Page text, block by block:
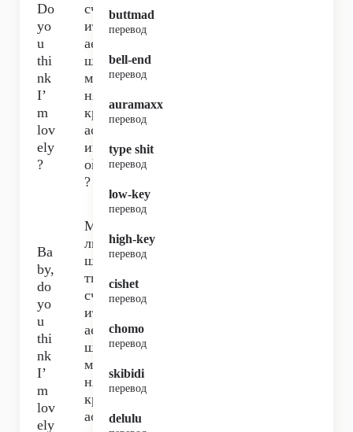
Do
yo
u
thi
nk
I’
m
lov
ely
?
сч
ит
ае
шь
ме
ня
кр
ас
ив
ой
?
Ba
by,
do
yo
u
thi
nk
I’
m
lov
ely
Ма
лы
ш,
ты
сч
ит
ае
шь
ме
ня
кр
ас
buttmad
перевод
bell-end
перевод
auramaxx
перевод
type shit
перевод
low-key
перевод
high-key
перевод
cishet
перевод
chomo
перевод
skibidi
перевод
delulu